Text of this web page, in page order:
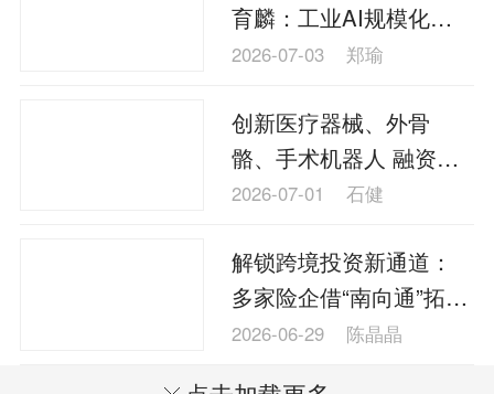
育麟：工业AI规模化关
键在于数据真正“用起来”
2026-07-03 郑瑜
创新医疗器械、外骨
骼、手术机器人 融资租
赁瞄准医疗装备产业
2026-07-01 石健
解锁跨境投资新通道：
多家险企借“南向通”拓宽
全球债券配置
2026-06-29 陈晶晶